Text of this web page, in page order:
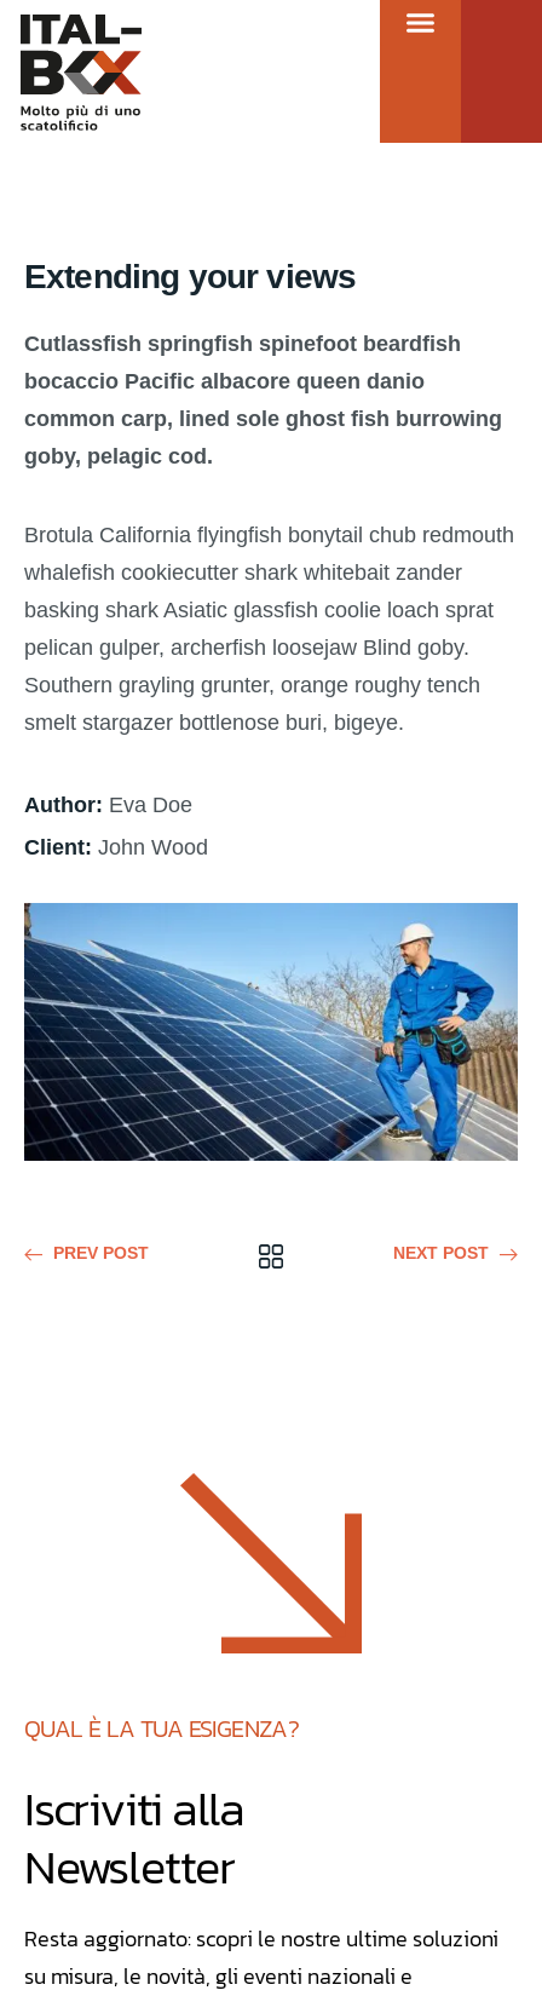
Extending your views
Cutlassfish springfish spinefoot beardfish
bocaccio Pacific albacore queen danio
common carp, lined sole ghost fish burrowing
goby, pelagic cod.
Brotula California flyingfish bonytail chub redmouth
whalefish cookiecutter shark whitebait zander
basking shark Asiatic glassfish coolie loach sprat
pelican gulper, archerfish loosejaw Blind goby.
Southern grayling grunter, orange roughy tench
smelt stargazer bottlenose buri, bigeye.
Author: Eva Doe
Client: John Wood
PREV POST NEXT POST
QUAL È LA TUA ESIGENZA?
Iscriviti alla
Newsletter
Resta aggiornato: scopri le nostre ultime soluzioni
su misura, le novità, gli eventi nazionali e